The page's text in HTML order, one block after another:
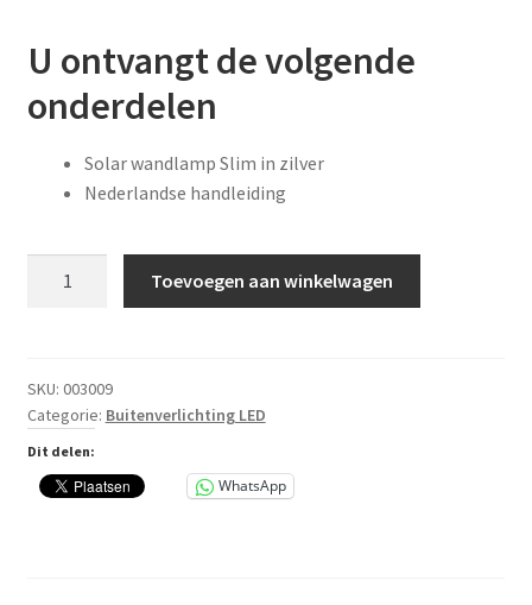
U ontvangt de volgende
onderdelen
Solar wandlamp Slim in zilver
Nederlandse handleiding
met
36
leds
aantal
Toevoegen aan winkelwagen
SKU: 003009
Categorie: Buitenverlichting LED
Dit delen:
WhatsApp